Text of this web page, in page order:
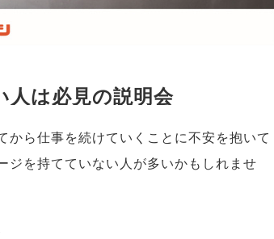
人は必見の説明会
から仕事を続けていくことに不安を抱いて
ジを持てていない人が多いかもしれませ